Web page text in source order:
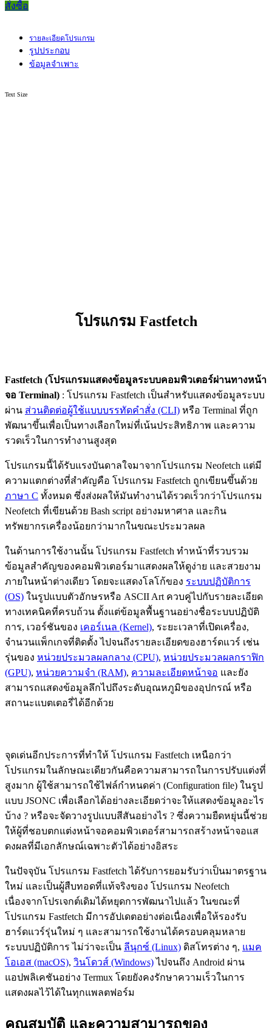
สั่งซื้อ
รายละเอียดโปรแกรม
รูปประกอบ
ข้อมูลจำเพาะ
Text Size
โปรแกรม Fastfetch
Fastfetch (โปรแกรมแสดงข้อมูลระบบคอมพิวเตอร์ผ่านทางหน้า
จอ Terminal) : โปรแกรม Fastfetch เป็นสำหรับแสดงข้อมูลระบบ
ผ่าน ส่วนติดต่อผู้ใช้แบบบรรทัดคำสั่ง (CLI) หรือ Terminal ที่ถูก
พัฒนาขึ้นเพื่อเป็นทางเลือกใหม่ที่เน้นประสิทธิภาพ และความ
รวดเร็วในการทำงานสูงสุด
โปรแกรมนี้ได้รับแรงบันดาลใจมาจากโปรแกรม Neofetch แต่มี
ความแตกต่างที่สำคัญคือ โปรแกรม Fastfetch ถูกเขียนขึ้นด้วย
ภาษา C ทั้งหมด ซึ่งส่งผลให้มันทำงานได้รวดเร็วกว่าโปรแกรม
Neofetch ที่เขียนด้วย Bash script อย่างมหาศาล และกิน
ทรัพยากรเครื่องน้อยกว่ามากในขณะประมวลผล
ในด้านการใช้งานนั้น โปรแกรม Fastfetch ทำหน้าที่รวบรวม
ข้อมูลสำคัญของคอมพิวเตอร์มาแสดงผลให้ดูง่าย และสวยงาม
ภายในหน้าต่างเดียว โดยจะแสดงโลโก้ของ ระบบปฏิบัติการ
(OS) ในรูปแบบตัวอักษรหรือ ASCII Art ควบคู่ไปกับรายละเอียด
ทางเทคนิคที่ครบถ้วน ตั้งแต่ข้อมูลพื้นฐานอย่างชื่อระบบปฏิบัติ
การ, เวอร์ชันของ เคอร์เนล (Kernel), ระยะเวลาที่เปิดเครื่อง,
จำนวนแพ็กเกจที่ติดตั้ง ไปจนถึงรายละเอียดของฮาร์ดแวร์ เช่น
รุ่นของ หน่วยประมวลผลกลาง (CPU), หน่วยประมวลผลกราฟิก
(GPU), หน่วยความจำ (RAM), ความละเอียดหน้าจอ และยัง
สามารถแสดงข้อมูลลึกไปถึงระดับอุณหภูมิของอุปกรณ์ หรือ
สถานะแบตเตอรี่ได้อีกด้วย
จุดเด่นอีกประการที่ทำให้ โปรแกรม Fastfetch เหนือกว่า
โปรแกรมในลักษณะเดียวกันคือความสามารถในการปรับแต่งที่
สูงมาก ผู้ใช้สามารถใช้ไฟล์กำหนดค่า (Configuration file) ในรูป
แบบ JSONC เพื่อเลือกได้อย่างละเอียดว่าจะให้แสดงข้อมูลอะไร
บ้าง ? หรือจะจัดวางรูปแบบสีสันอย่างไร ? ซึ่งความยืดหยุ่นนี้ช่วย
ให้ผู้ที่ชอบตกแต่งหน้าจอคอมพิวเตอร์สามารถสร้างหน้าจอแส
ดงผลที่มีเอกลักษณ์เฉพาะตัวได้อย่างอิสระ
ในปัจจุบัน โปรแกรม Fastfetch ได้รับการยอมรับว่าเป็นมาตรฐาน
ใหม่ และเป็นผู้สืบทอดที่แท้จริงของ โปรแกรม Neofetch
เนื่องจากโปรเจกต์เดิมได้หยุดการพัฒนาไปแล้ว ในขณะที่
โปรแกรม Fastfetch มีการอัปเดตอย่างต่อเนื่องเพื่อให้รองรับ
ฮาร์ดแวร์รุ่นใหม่ ๆ และสามารถใช้งานได้ครอบคลุมหลาย
ระบบปฏิบัติการ ไม่ว่าจะเป็น ลีนุกซ์ (Linux) ดิสโทรต่าง ๆ, แมค
โอเอส (macOS), วินโดวส์ (Windows)ไปจนถึง Android ผ่าน
แอปพลิเคชันอย่าง Termux โดยยังคงรักษาความเร็วในการ
แสดงผลไว้ได้ในทุกแพลตฟอร์ม
คุณสมบัติ และความสามารถของ